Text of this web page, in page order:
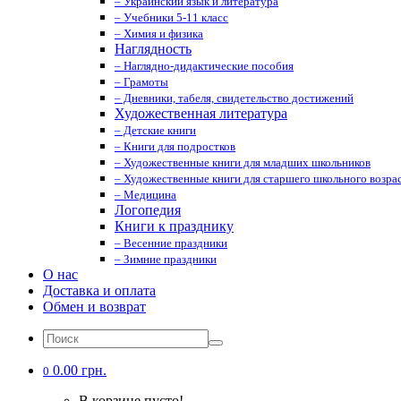
– Учебники 5-11 класс
– Химия и физика
Наглядность
– Наглядно-дидактические пособия
– Грамоты
– Дневники, табеля, свидетельство достижений
Художественная литература
– Детские книги
– Книги для подростков
– Художественные книги для младших школьников
– Художественные книги для старшего школьного
– Медицина
Логопедия
Книги к празднику
– Весенние праздники
– Зимние праздники
О нас
Доставка и оплата
Обмен и возврат
0 0.00 грн.